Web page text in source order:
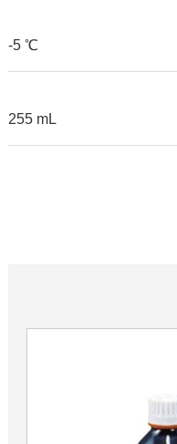
-5 ℃
255 mL